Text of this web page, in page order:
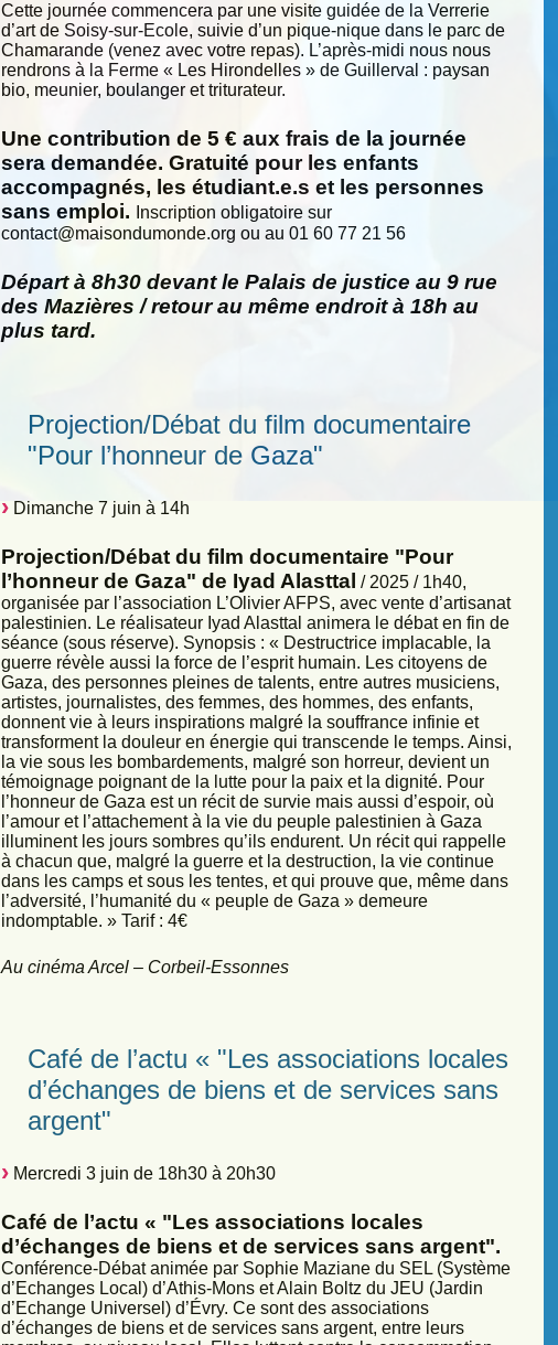
Cette journée commencera par une visite guidée de la Verrerie
d’art de Soisy-sur-Ecole, suivie d’un pique-nique dans le parc de
Chamarande (venez avec votre repas). L’après-midi nous nous
rendrons à la Ferme « Les Hirondelles » de Guillerval : paysan
bio, meunier, boulanger et triturateur.
Une contribution de 5 € aux frais de la journée
sera demandée. Gratuité pour les enfants
accompagnés, les étudiant.e.s et les personnes
sans emploi.
Inscription obligatoire sur
contact@maisondumonde.org ou au 01 60 77 21 56
Départ à 8h30 devant le Palais de justice au 9 rue
des Mazières / retour au même endroit à 18h au
plus tard.
Projection/Débat du film documentaire
"Pour l’honneur de Gaza"
Dimanche 7 juin à 14h
Projection/Débat du film documentaire "Pour
l’honneur de Gaza" de Iyad Alasttal / 2025 / 1h40,
organisée par l’association L’Olivier AFPS, avec vente d’artisanat
palestinien. Le réalisateur Iyad Alasttal animera le débat en fin de
séance (sous réserve). Synopsis : « Destructrice implacable, la
guerre révèle aussi la force de l’esprit humain. Les citoyens de
Gaza, des personnes pleines de talents, entre autres musiciens,
artistes, journalistes, des femmes, des hommes, des enfants,
donnent vie à leurs inspirations malgré la souffrance infinie et
transforment la douleur en énergie qui transcende le temps. Ainsi,
la vie sous les bombardements, malgré son horreur, devient un
témoignage poignant de la lutte pour la paix et la dignité. Pour
l’honneur de Gaza est un récit de survie mais aussi d’espoir, où
l’amour et l’attachement à la vie du peuple palestinien à Gaza
illuminent les jours sombres qu’ils endurent. Un récit qui rappelle
à chacun que, malgré la guerre et la destruction, la vie continue
dans les camps et sous les tentes, et qui prouve que, même dans
l’adversité, l’humanité du « peuple de Gaza » demeure
indomptable. » Tarif : 4€
Au cinéma Arcel – Corbeil-Essonnes
Café de l’actu « "Les associations locales
d’échanges de biens et de services sans
argent"
Mercredi 3 juin de 18h30 à 20h30
Café de l’actu « "Les associations locales
d’échanges de biens et de services sans argent".
Conférence-Débat animée par Sophie Maziane du SEL (Système
d’Echanges Local) d’Athis-Mons et Alain Boltz du JEU (Jardin
d’Echange Universel) d’Évry. Ce sont des associations
d’échanges de biens et de services sans argent, entre leurs